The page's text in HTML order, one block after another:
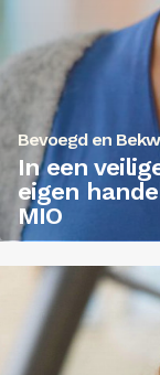
Bevoegd en
In een
eigen
MIO